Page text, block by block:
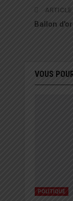
ARTICLE
Ballon
VOUS
POLITIQUE